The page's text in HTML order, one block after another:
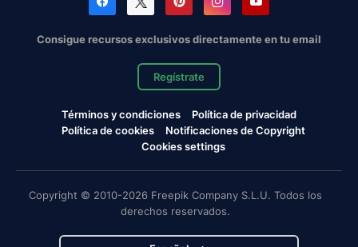
Consigue recursos exclusivos directamente en tu email
Regístrate
Términos y condiciones
Política de privacidad
Política de cookies
Notificaciones de Copyright
Cookies settings
Copyright © 2010-2026 Freepik Company S.L.U. Todos los
derechos reservados.